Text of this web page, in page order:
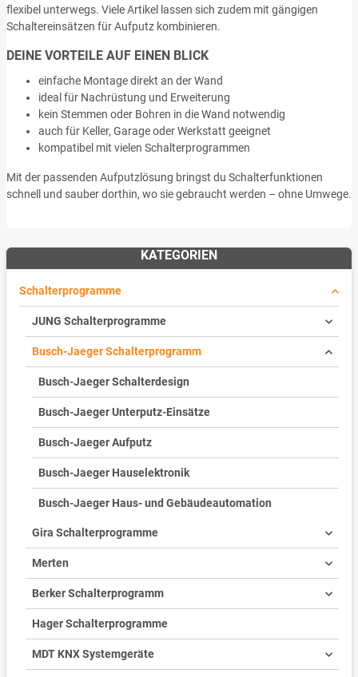
flexibel unterwegs. Viele Artikel lassen sich zudem mit gängigen
Schaltereinsätzen für Aufputz kombinieren.
DEINE VORTEILE AUF EINEN BLICK
einfache Montage direkt an der Wand
ideal für Nachrüstung und Erweiterung
kein Stemmen oder Bohren in die Wand notwendig
auch für Keller, Garage oder Werkstatt geeignet
kompatibel mit vielen Schalterprogrammen
Mit der passenden Aufputzlösung bringst du Schalterfunktionen
schnell und sauber dorthin, wo sie gebraucht werden – ohne Umwege.
KATEGORIEN
Schalterprogramme
JUNG Schalterprogramme
Busch-Jaeger Schalterprogramm
Busch-Jaeger Schalterdesign
Busch-Jaeger Unterputz-Einsätze
Busch-Jaeger Aufputz
Busch-Jaeger Hauselektronik
Busch-Jaeger Haus- und Gebäudeautomation
Gira Schalterprogramme
Merten
Berker Schalterprogramm
Hager Schalterprogramme
MDT KNX Systemgeräte